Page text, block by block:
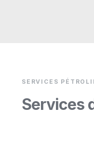
SERVICES
Services